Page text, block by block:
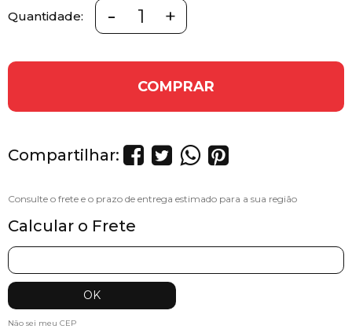
Quantidade: - +
COMPRAR
Compartilhar:
Calcular o Frete
Não sei meu CEP